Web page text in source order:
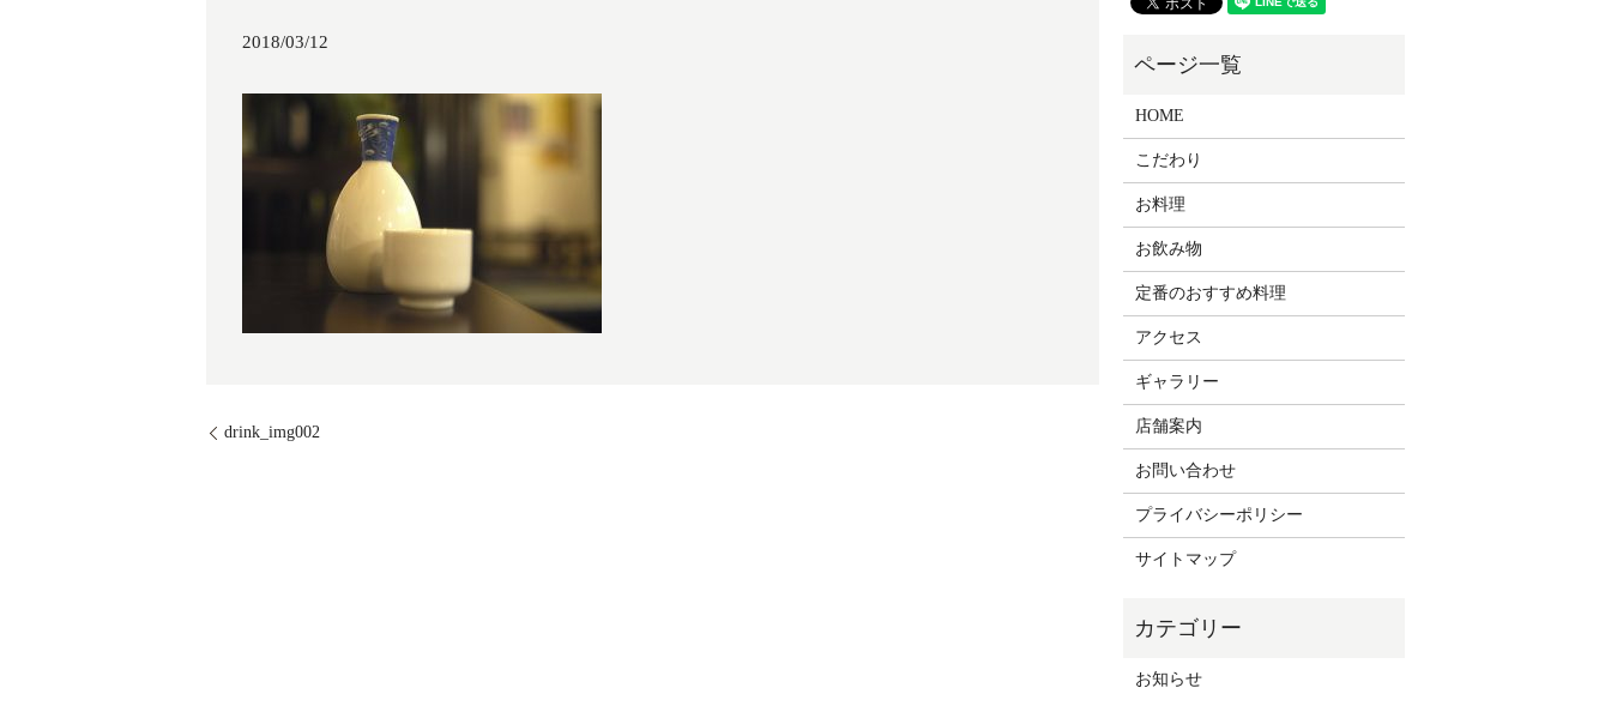
2018/03/12
drink_img002
HOME
こだわり
お料理
お飲み物
定番のおすすめ料理
アクセス
ギャラリー
店舗案内
お問い合わせ
プライバシーポリシー
サイトマップ
お知らせ